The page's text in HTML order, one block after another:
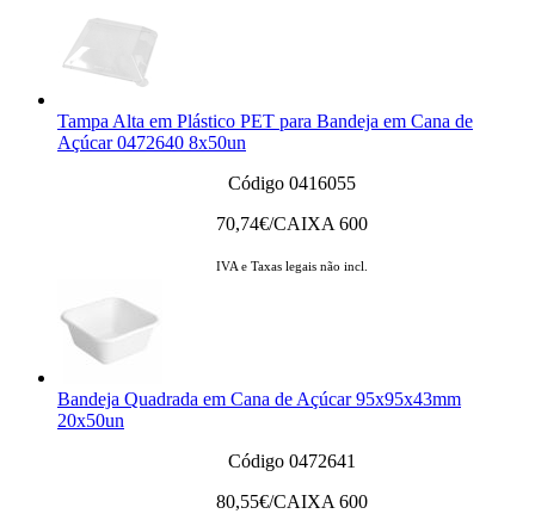
Tampa Alta em Plástico PET para Bandeja em Cana de
Açúcar 0472640 8x50un
Código 0416055
70,74€/CAIXA 600
IVA e Taxas legais não incl.
Bandeja Quadrada em Cana de Açúcar 95x95x43mm
20x50un
Código 0472641
80,55€/CAIXA 600